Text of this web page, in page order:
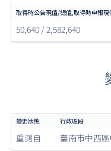
50,640 / 2,582,640
重測自 臺南市中西